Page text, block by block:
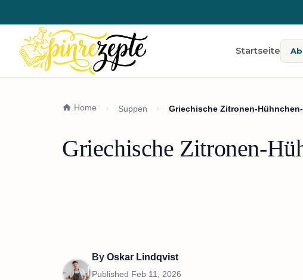
Startseite
Home Suppen Griechische Zitronen-
Griechische Zitronen-
By Oskar Lindqvist
Published Feb 11, 2026